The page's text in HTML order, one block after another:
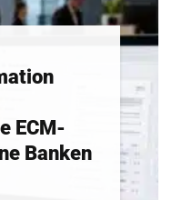
ECM-
Banken